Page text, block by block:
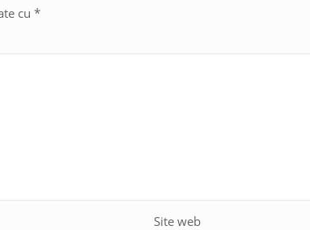
cu *
Site web